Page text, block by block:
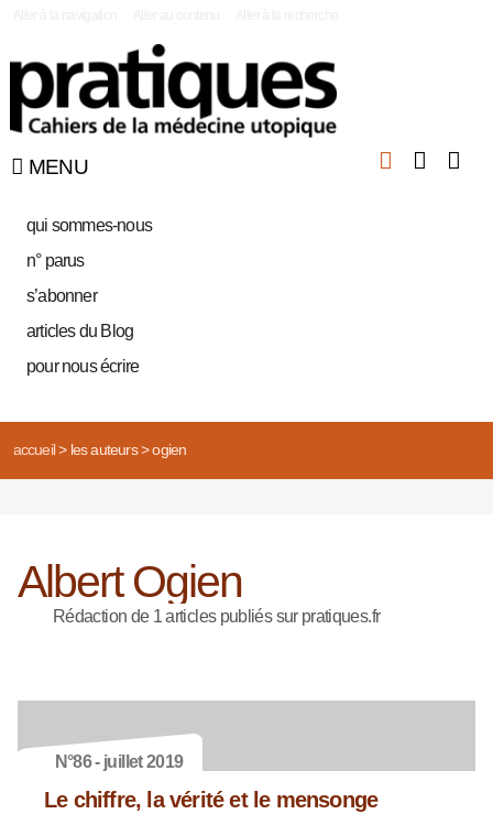
MENU
qui sommes-nous
n° parus
s’abonner
articles du Blog
pour nous écrire
accueil> les auteurs> ogien
Albert Ogien
Rédaction de 1 articles publiés sur pratiques.fr
N°86 - juillet 2019
Le chiffre, la vérité et le mensonge